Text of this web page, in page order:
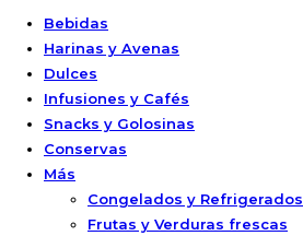
Bebidas
Harinas y Avenas
Dulces
Infusiones y Cafés
Snacks y Golosinas
Conservas
Más
Congelados y Refrigerados
Frutas y Verduras frescas